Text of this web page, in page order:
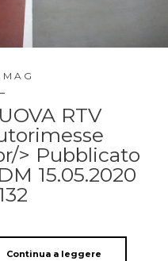
RTV
> Pubblicato
15.05.2020
Continua a leggere